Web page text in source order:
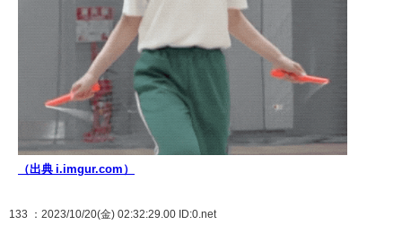
（出典 i.imgur.com）
133 ：2023/10/20(金) 02:32:29.00 ID:0.net